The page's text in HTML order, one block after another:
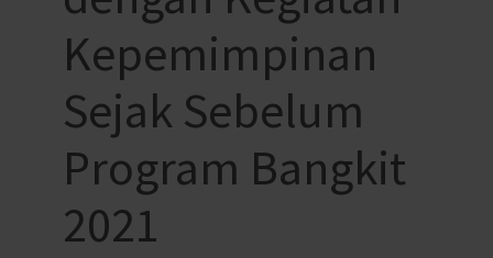
Kepemimpinan
Sejak Sebelum
Program Bangkit
2021